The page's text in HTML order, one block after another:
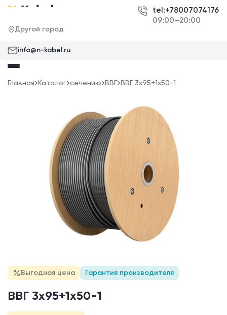
Другой город
tel:+78007074176
09:00–20:00
info@n-kabel.ru
Главная Каталог сечению ВВГ ВВГ 3x95+1x50-1
Выгодная цена Гарантия производителя
ВВГ 3x95+1x50-1